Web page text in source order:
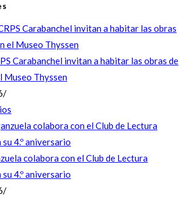
Carabanchel invitan a habitar las obras de
Museo Thyssen
/
colabora con el Club de Lectura
4.º aniversario
/